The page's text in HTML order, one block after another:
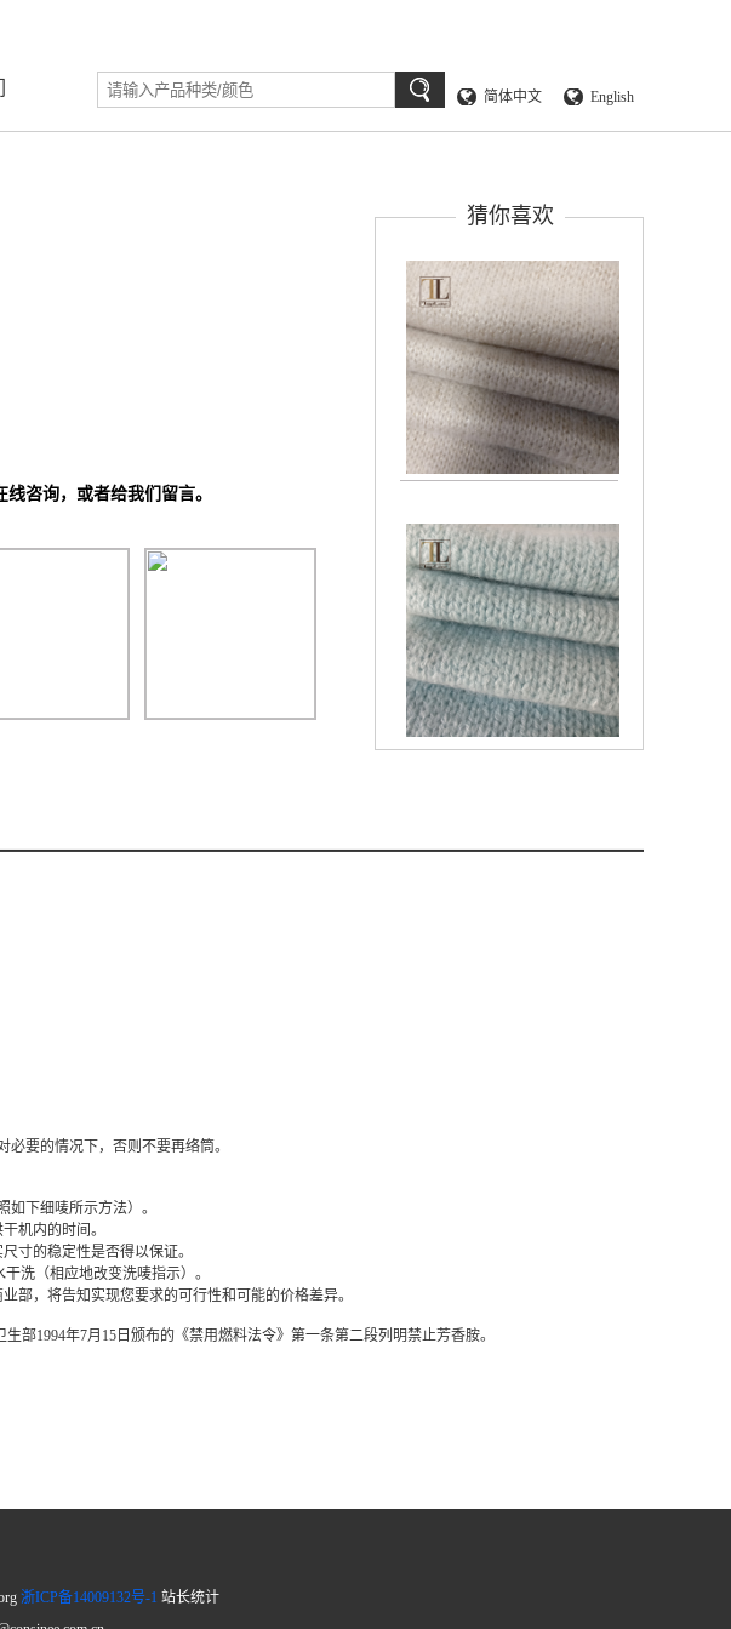
简体中文 English
咨询，或者给我们留言。
猜你喜欢
要的情况下，否则不要再络筒。
下细唛所示方法）。
机内的时间。
寸的稳定性是否得以保证。
洗（相应地改变洗唛指示）。
部，将告知实现您要求的可行性和可能的价格差异。
1994年7月15日颁布的《禁用燃料法令》第一条第二段列明禁止芳香胺。
浙ICP备14009132号-1 站长统计